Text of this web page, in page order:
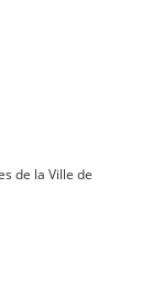
de la Ville de